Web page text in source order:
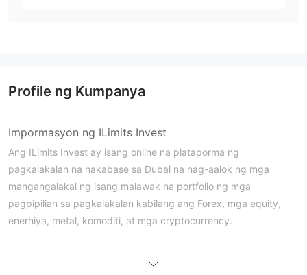
Profile ng Kumpanya
Impormasyon ng ILimits Invest
Ang ILimits Invest ay isang online na plataporma ng
pagkalakalan na nakabase sa Dubai na nag-aalok ng mga
mangangalakal ng isang malawak na portfolio ng mga
pagpipilian sa pagkalakalan kabilang ang Forex, mga equity,
enerhiya, metal, komoditi, at mga cryptocurrency.